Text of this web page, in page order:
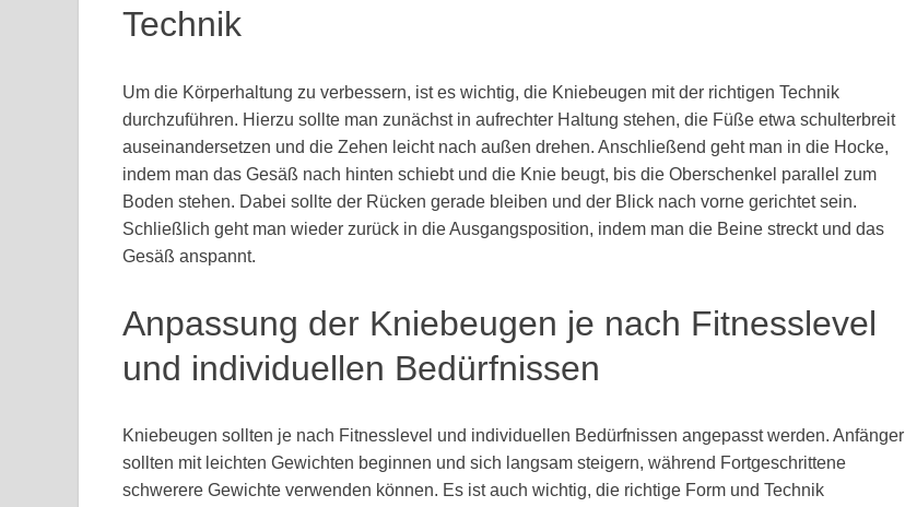
Technik
Um die Körperhaltung zu verbessern, ist es wichtig, die Kniebeugen mit der richtigen Technik
durchzuführen. Hierzu sollte man zunächst in aufrechter Haltung stehen, die Füße etwa schulterbreit
auseinandersetzen und die Zehen leicht nach außen drehen. Anschließend geht man in die Hocke,
indem man das Gesäß nach hinten schiebt und die Knie beugt, bis die Oberschenkel parallel zum
Boden stehen. Dabei sollte der Rücken gerade bleiben und der Blick nach vorne gerichtet sein.
Schließlich geht man wieder zurück in die Ausgangsposition, indem man die Beine streckt und das
Gesäß anspannt.
Anpassung der Kniebeugen je nach Fitnesslevel
und individuellen Bedürfnissen
Kniebeugen sollten je nach Fitnesslevel und individuellen Bedürfnissen angepasst werden. Anfänger
sollten mit leichten Gewichten beginnen und sich langsam steigern, während Fortgeschrittene
schwerere Gewichte verwenden können. Es ist auch wichtig, die richtige Form und Technik